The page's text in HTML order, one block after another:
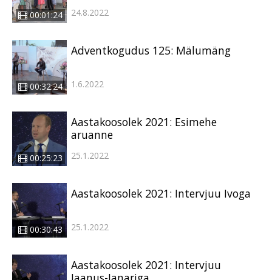
00:01:24 24.8.2022
00:32:24
Adventkogudus 125: Mälumäng
1.6.2022
00:25:23
Aastakoosolek 2021: Esimehe
aruanne
25.1.2022
00:30:43
Aastakoosolek 2021: Intervjuu Ivoga
25.1.2022
Aastakoosolek 2021: Intervjuu